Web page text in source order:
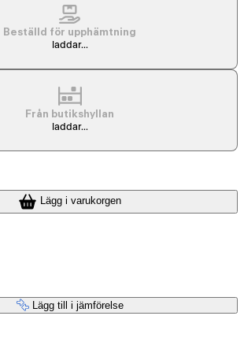
Beställd för upphämtning
laddar...
Från butikshyllan
laddar...
Lägg i varukorgen
Lägg till i jämförelse